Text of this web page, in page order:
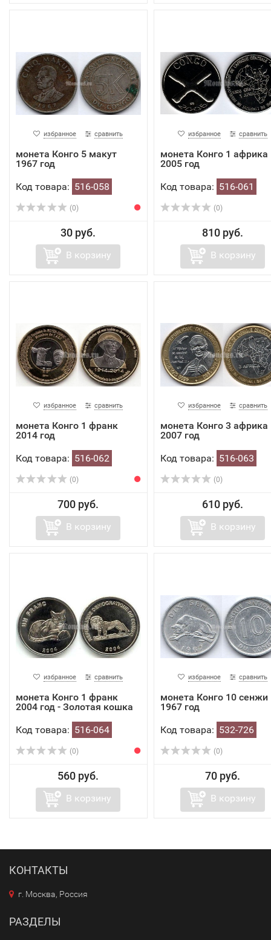
избранное сравнить
монета Конго 5 макут
1967 год
Код товара: 516-058
(0)
30 руб.
В корзину
избранное сравнить
монета Конго 1 африка
2005 год
Код товара: 516-061
(0)
810 руб.
В корзину
избранное сравнить
монета Конго 1 франк
2014 год
Код товара: 516-062
(0)
700 руб.
В корзину
избранное сравнить
монета Конго 3 африка
2007 год
Код товара: 516-063
(0)
610 руб.
В корзину
избранное сравнить
монета Конго 1 франк
2004 год - Золотая кошка
Код товара: 516-064
(0)
560 руб.
В корзину
избранное сравнить
монета Конго 10 сенжи
1967 год
Код товара: 532-726
(0)
70 руб.
В корзину
КОНТАКТЫ
г. Москва, Россия
РАЗДЕЛЫ